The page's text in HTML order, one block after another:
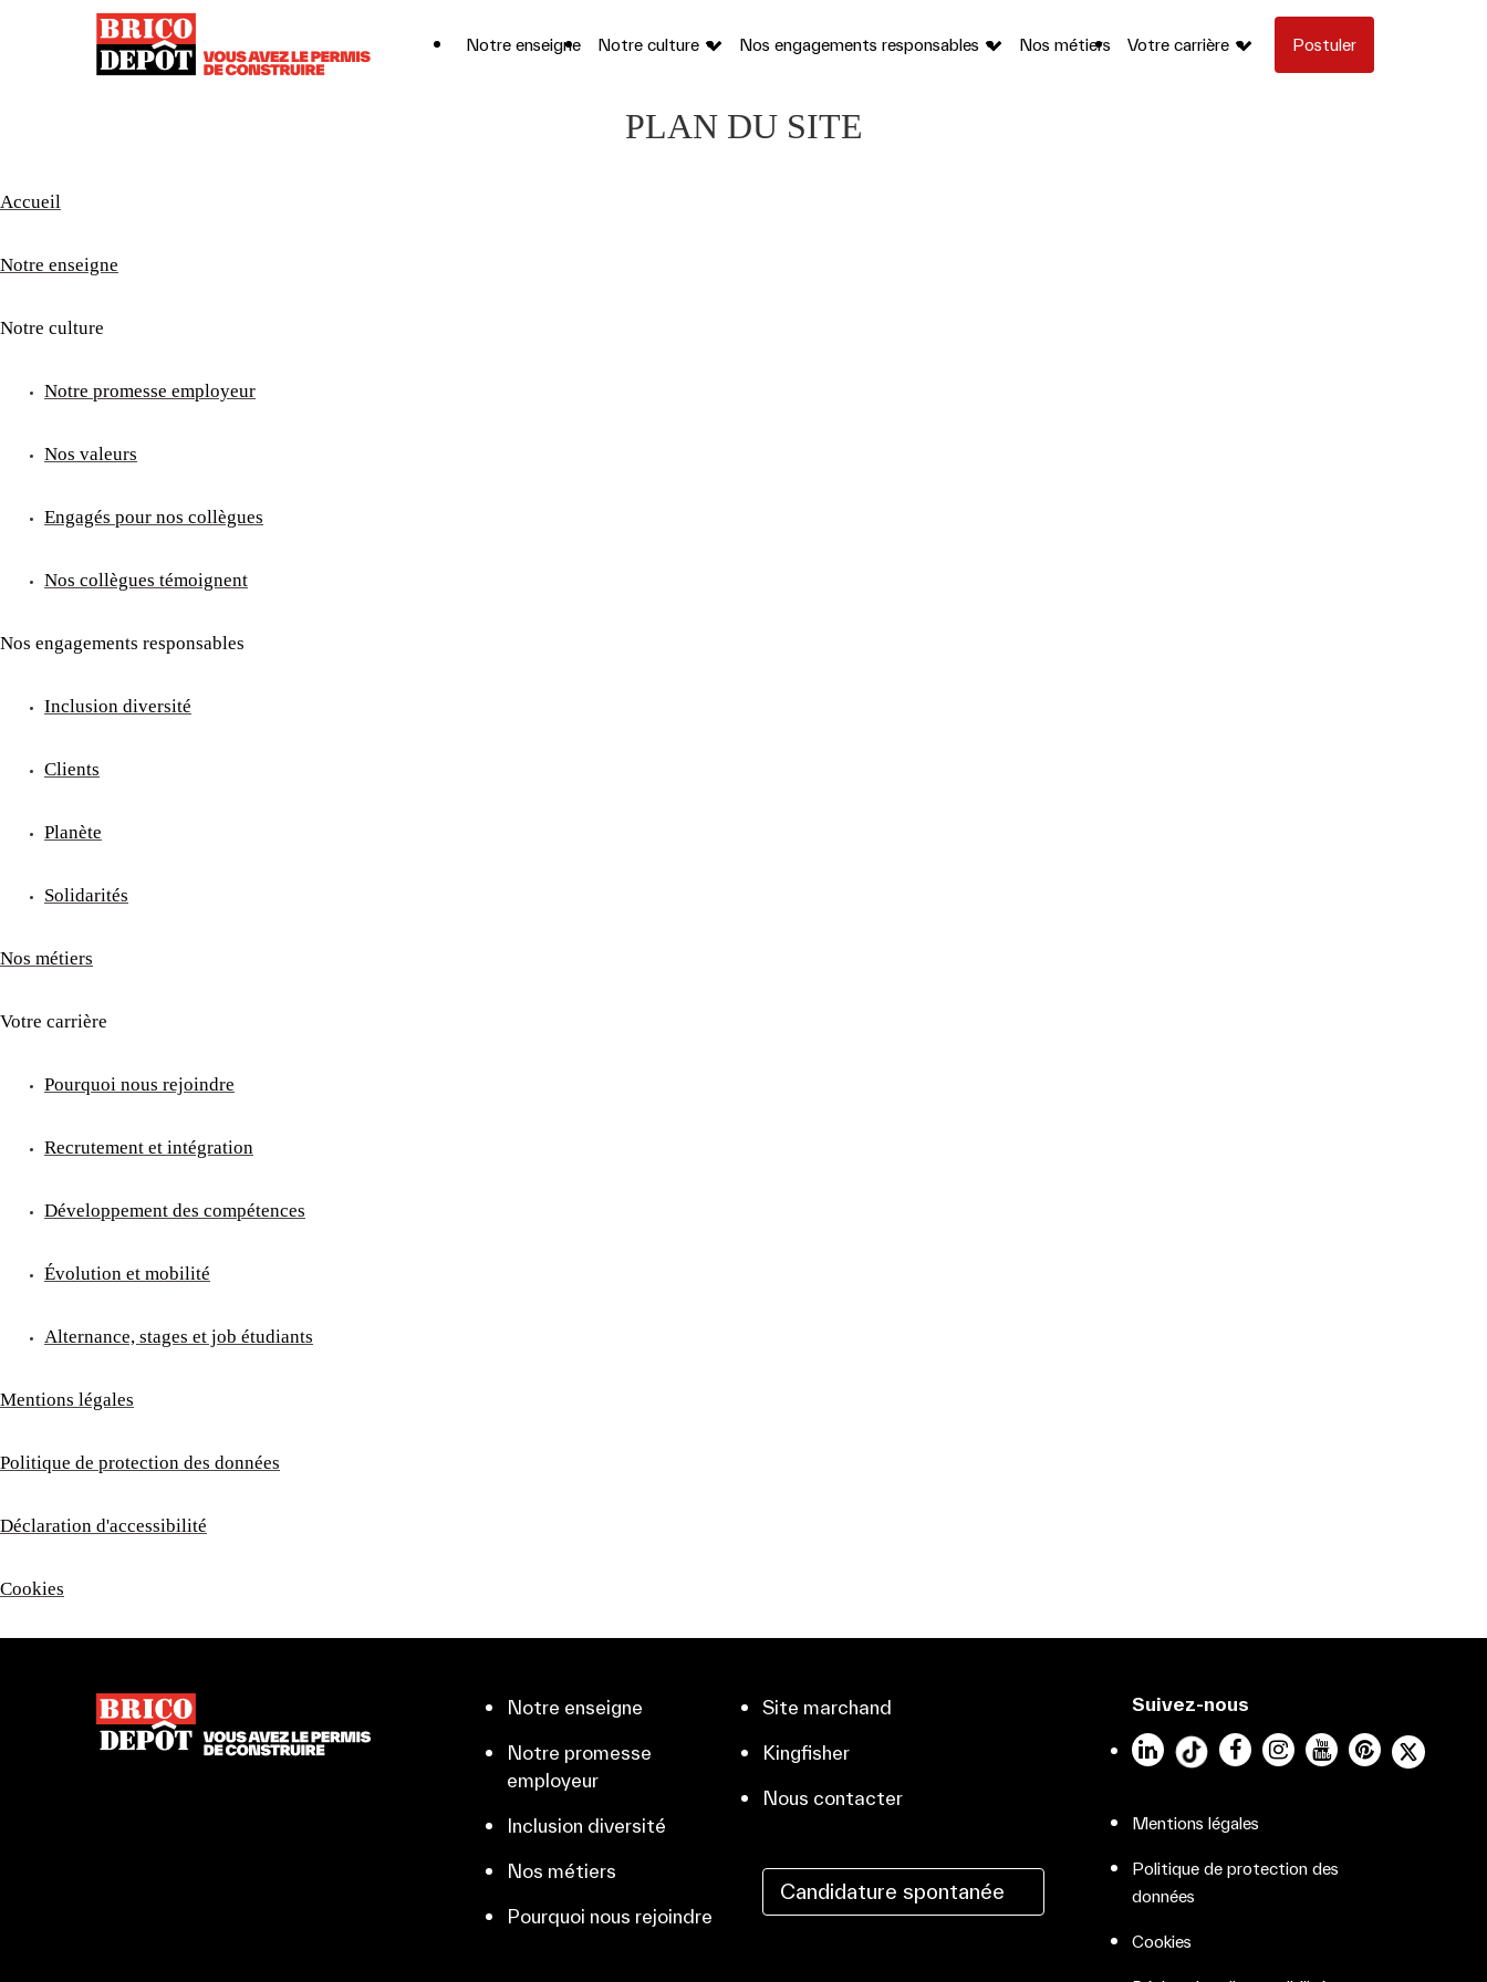
Notre enseigne Notre culture Nos engagements responsables Nos métiers Votre carrière Postuler
PLAN DU SITE
Accueil
Notre enseigne
Notre culture
Notre promesse employeur
Nos valeurs
Engagés pour nos collègues
Nos collègues témoignent
Nos engagements responsables
Inclusion diversité
Clients
Planète
Solidarités
Nos métiers
Votre carrière
Pourquoi nous rejoindre
Recrutement et intégration
Développement des compétences
Évolution et mobilité
Alternance, stages et job étudiants
Mentions légales
Politique de protection des données
Déclaration d'accessibilité
Cookies
Notre enseigne
Notre promesse
employeur
Inclusion diversité
Nos métiers
Pourquoi nous rejoindre
Site marchand
Kingfisher
Nous contacter
Candidature spontanée
Suivez-nous
LinkedIn FacebookInstagramYouTubePinterest
Mentions légales
Politique de protection des
données
Cookies